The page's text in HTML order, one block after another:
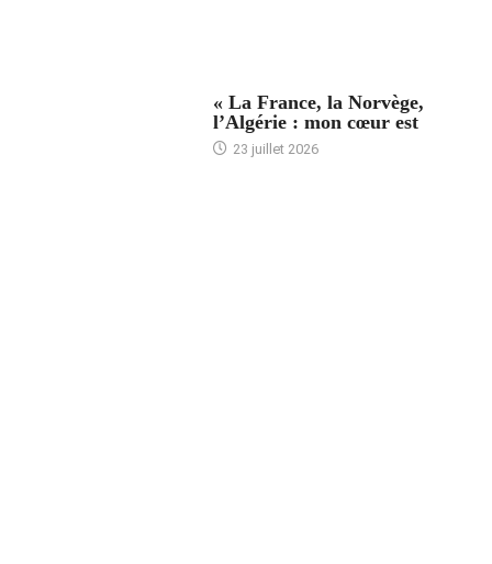
« La France, la Norvège,
l’Algérie : mon cœur est
23 juillet 2026